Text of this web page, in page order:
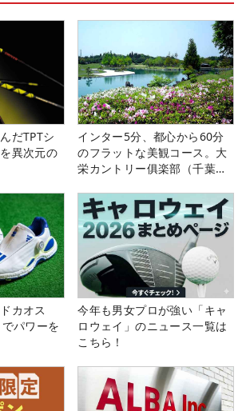
だTPTシ
異次元の
インター5分、都心から60分
のフラットな美観コース。大
栄カントリー俱楽部（千葉
カオス
パワーを
今年も男女プロが強い「キャ
ロウェイ」のニュース一覧は
こちら！